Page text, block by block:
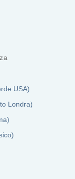
USA)
Londra)